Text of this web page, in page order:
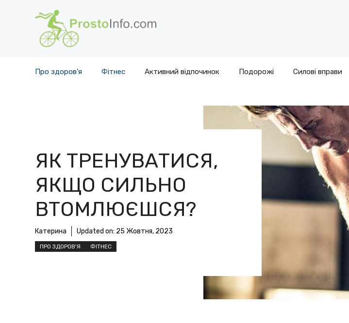
Про здоров’я Фітнес Активний відпочинок Подорожі Силові вправи
ЯК ТРЕНУВАТИСЯ,
ЯКЩО СИЛЬНО
ВТОМЛЮЄШСЯ?
Катерина Updated on: 25 Жовтня, 2023
ПРО ЗДОРОВ'Я ФІТНЕС